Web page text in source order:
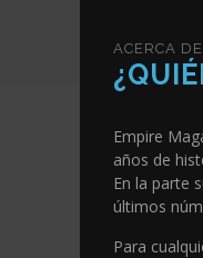
ACERCA
Empire
años de
En la parte
últimos
Para